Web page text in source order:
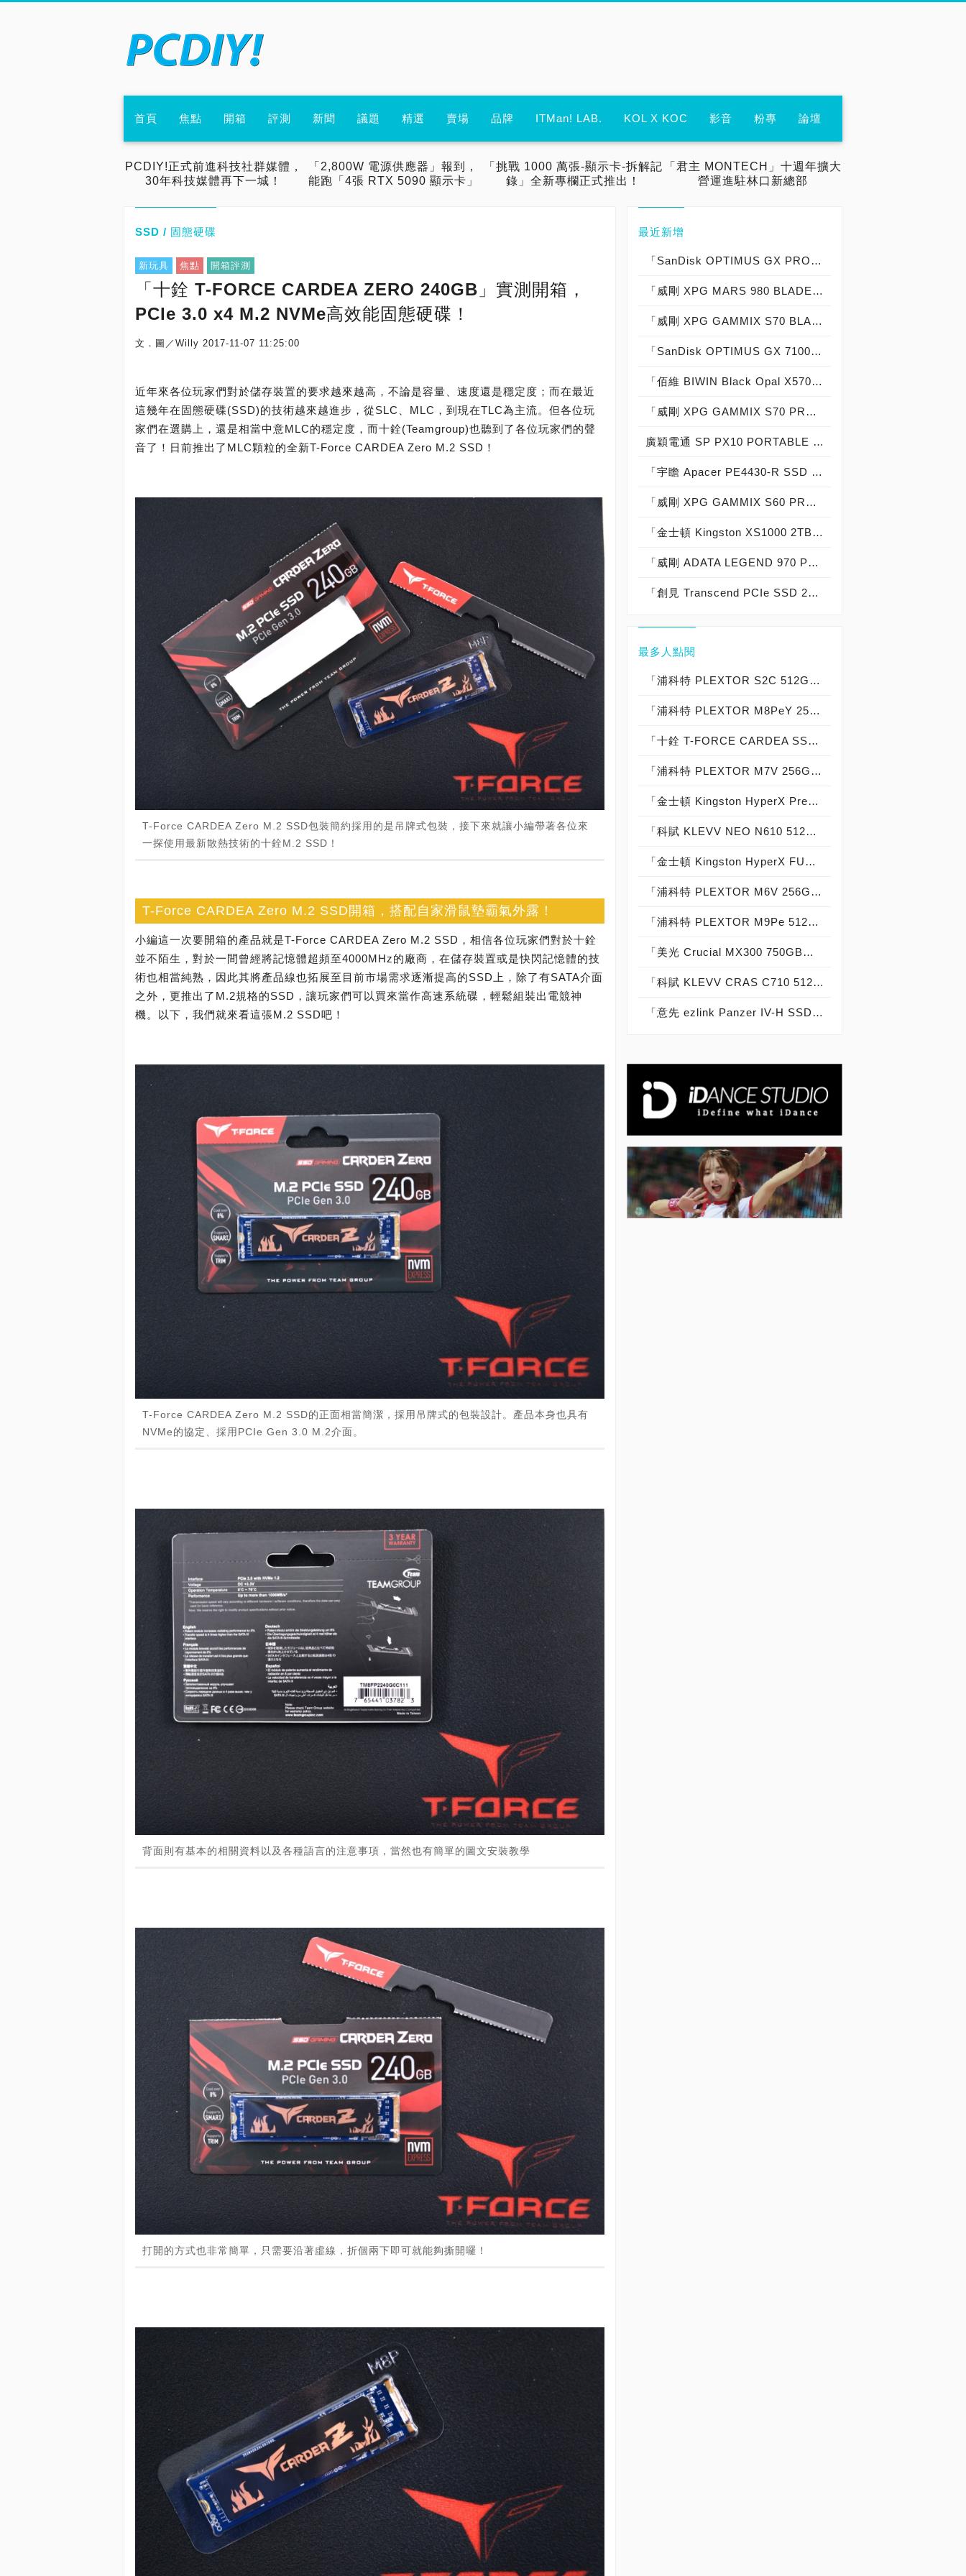
首頁 焦點 開箱 評測 新聞 議題 精選 賣場 品牌 ITMan! LAB. KOL X KOC 影音 粉專 論壇
PCDIY!正式前進科技社群媒體，
30年科技媒體再下一城！
「2,800W 電源供應器」報到，
能跑「4張 RTX 5090 顯示卡」
「挑戰 1000 萬張-顯示卡-拆解記
錄」全新專欄正式推出！
「君主 MONTECH」十週年擴大
營運進駐林口新總部
SSD / 固態硬碟
新玩具 焦點 開箱評測
「十銓 T-FORCE CARDEA ZERO 240GB」實測開箱，
PCIe 3.0 x4 M.2 NVMe高效能固態硬碟！
文．圖／Willy 2017-11-07 11:25:00
近年來各位玩家們對於儲存裝置的要求越來越高，不論是容量、速度還是穩定度；而在最近
這幾年在固態硬碟(SSD)的技術越來越進步，從SLC、MLC，到現在TLC為主流。但各位玩
家們在選購上，還是相當中意MLC的穩定度，而十銓(Teamgroup)也聽到了各位玩家們的聲
音了！日前推出了MLC顆粒的全新T-Force CARDEA Zero M.2 SSD！
T-Force CARDEA Zero M.2 SSD包裝簡約採用的是吊牌式包裝，接下來就讓小編帶著各位來
一探使用最新散熱技術的十銓M.2 SSD！
T-Force CARDEA Zero M.2 SSD開箱，搭配自家滑鼠墊霸氣外露！
小編這一次要開箱的產品就是T-Force CARDEA Zero M.2 SSD，相信各位玩家們對於十銓
並不陌生，對於一間曾經將記憶體超頻至4000MHz的廠商，在儲存裝置或是快閃記憶體的技
術也相當純熟，因此其將產品線也拓展至目前市場需求逐漸提高的SSD上，除了有SATA介面
之外，更推出了M.2規格的SSD，讓玩家們可以買來當作高速系統碟，輕鬆組裝出電競神
機。以下，我們就來看這張M.2 SSD吧！
T-Force CARDEA Zero M.2 SSD的正面相當簡潔，採用吊牌式的包裝設計。產品本身也具有
NVMe的協定、採用PCIe Gen 3.0 M.2介面。
背面則有基本的相關資料以及各種語言的注意事項，當然也有簡單的圖文安裝教學
打開的方式也非常簡單，只需要沿著虛線，折個兩下即可就能夠撕開囉！
最近新增
「SanDisk OPTIMUS GX PRO 8100 SSD 2TB」實測開箱，「14,900 MB/s俱樂部」史上最強「第四代 PCIe 5.0 SSD」高效能低功耗固態硬碟！
「威剛 XPG MARS 980 BLADE SSD 2TB」實測開箱，「14,000 MB/s俱樂部」超越極限「第四代 PCIe 5.0 SSD」高效能低功耗固態硬碟！
「威剛 XPG GAMMIX S70 BLADE SSD 2TB 」實測開箱，「7,000MB/s俱樂部」PCIe 4.0 固態硬碟！
「SanDisk OPTIMUS GX 7100 SSD 1TB」實測開箱，「7,250 MB/s俱樂部」PCIe 4.0電競固態硬碟！
「佰維 BIWIN Black Opal X570 PRO SSD 1TB」實測開箱，「14,000 MB/s俱樂部」王者堆料「第四代 PCIe 5.0 SSD」高效能低功耗固態硬碟！
「威剛 XPG GAMMIX S70 PRO 1TB SSD」實測開箱，「7,000 MB/s俱樂部」台灣之光 PCIe 4.0 固態硬碟！
廣穎電通 SP PX10 PORTABLE SSD 1TB實測開箱，USB 3.2 Gen2 10Gb/s高顏值行動固態硬碟閃耀登場！
「宇瞻 Apacer PE4430-R SSD 1TB」實測開箱，「電競掌機容量升級神兵利器」M.2 2230固態硬碟！
「威剛 XPG GAMMIX S60 PRO 1TB SSD」實測開箱，「5,000MB/s 俱樂部」電腦裝機、改裝升級 PCIe 4.0 優質固態硬碟！
「金士頓 Kingston XS1000 2TB External SSD」實測開箱，USB 3.2 Gen2 10Gb/s「體積輕薄、效能優越」外接式固態硬碟！
「威剛 ADATA LEGEND 970 PRO 2TB SSD」散熱片版實測開箱，「14,000MB/s 俱樂部」超高效能 PCIe 5.0 固態硬碟！
「創見 Transcend PCIe SSD 260S 2TB」實測開箱，「14,000MB/s俱樂部」高效能低功耗「PCIe 5.0 SSD」絕佳選擇！
最多人點閱
「浦科特 PLEXTOR S2C 512GB SSD」實測開箱，超值型固態硬碟中的優質好貨！
「浦科特 PLEXTOR M8PeY 256GB、512GB、1TB」實測開箱，玩家級NVMe型PCIe 3.0 x4 SSD效能實測大作戰！
「十銓 T-FORCE CARDEA SSD 1TB」散熱片版實測開箱，「7,000MB/s俱樂部」PCIe 4.0 x4高效能固態硬碟！
「浦科特 PLEXTOR M7V 256GB SSD」實測開箱，玩家級固態硬碟中的物超所值之選！
「金士頓 Kingston HyperX Predator PCIe SSD 480GB」實測開箱，進階級固態硬碟中的玩家聖物！
「科賦 KLEVV NEO N610 512GB」實測開箱，取代傳統HDD最佳利器SATA 6Gb/s固態硬碟！
「金士頓 Kingston HyperX FURY SSD 240GB」實測開箱，玩家級固態硬碟中的優質精品！
「浦科特 PLEXTOR M6V 256GB SSD」實測開箱，台灣品牌固態硬碟中的經典之作！
「浦科特 PLEXTOR M9Pe 512GB」實測開箱，史上最強PCIe 3.0 x4固態硬碟磅礡登場！
「美光 Crucial MX300 750GB」實測開箱，3D NAND固態硬碟全面來襲！
「科賦 KLEVV CRAS C710 512GB」實測開箱，PCIe 3.0 x4 M.2 NVMe固態硬碟！
「意先 ezlink Panzer IV-H SSD 128GB」實測開箱，戰力十足物超所值固態硬碟！